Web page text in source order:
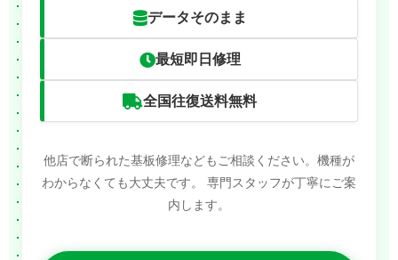
データそのまま
最短即日修理
全国往復送料無料
他店で断られた基板修理などもご相談ください。機種が
わからなくても大丈夫です。
専門スタッフが丁寧にご案
内します。